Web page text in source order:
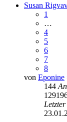
Susan
1
…
4
5
6
7
8
von Eponine
144